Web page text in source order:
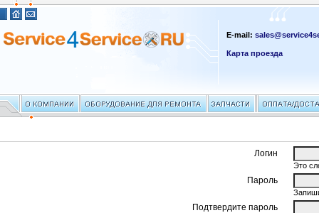
E-mail:
Карта проезда
Логин
Это
Пароль
Подтвердите пароль